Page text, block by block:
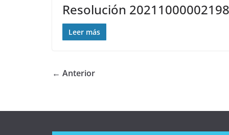
Resolución 20211000002198
Leer más
← Anterior